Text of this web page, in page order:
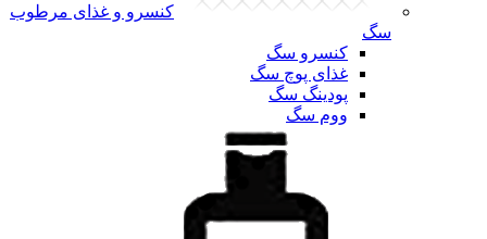
کنسرو و غذای مرطوب
سگ
کنسرو سگ
غذای پوچ سگ
پودینگ سگ
ووم سگ